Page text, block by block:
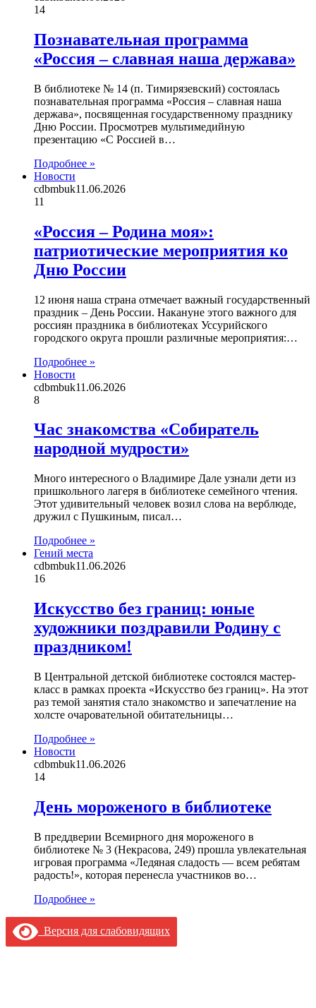
14
Познавательная программа
«Россия – славная наша держава»
В библиотеке № 14 (п. Тимирязевский) состоялась
познавательная программа «Россия – славная наша
держава», посвященная государственному празднику
Дню России. Просмотрев мультимедийную
презентацию «С Россией в…
Подробнее »
Новости
cdbmbuk11.06.2026
11
«Россия – Родина моя»:
патриотические мероприятия ко
Дню России
12 июня наша страна отмечает важный государственный
праздник – День России. Накануне этого важного для
россиян праздника в библиотеках Уссурийского
городского округа прошли различные мероприятия:…
Подробнее »
Новости
cdbmbuk11.06.2026
8
Час знакомства «Собиратель
народной мудрости»
Много интересного о Владимире Дале узнали дети из
пришкольного лагеря в библиотеке семейного чтения.
Этот удивительный человек возил слова на верблюде,
дружил с Пушкиным, писал…
Подробнее »
Гений места
cdbmbuk11.06.2026
16
Искусство без границ: юные
художники поздравили Родину с
праздником!
В Центральной детской библиотеке состоялся мастер-
класс в рамках проекта «Искусство без границ». На этот
раз темой занятия стало знакомство и запечатление на
холсте очаровательной обитательницы…
Подробнее »
Новости
cdbmbuk11.06.2026
14
День мороженого в библиотеке
В преддверии Всемирного дня мороженого в
библиотеке № 3 (Некрасова, 249) прошла увлекательная
игровая программа «Ледяная сладость — всем ребятам
радость!», которая перенесла участников во…
Подробнее »
Версия для слабовидящих